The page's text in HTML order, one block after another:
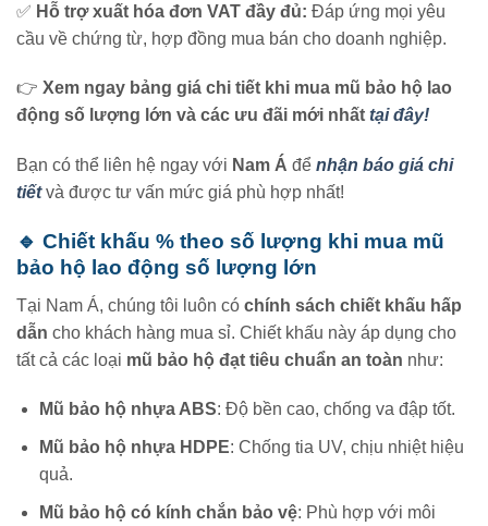
✅ Hỗ trợ xuất hóa đơn VAT đầy đủ: Đáp ứng mọi yêu
cầu về chứng từ, hợp đồng mua bán cho doanh nghiệp.
👉 Xem ngay bảng giá chi tiết khi mua mũ bảo hộ lao
động số lượng lớn và các ưu đãi mới nhất tại đây!
Bạn có thể liên hệ ngay với Nam Á để nhận báo giá chi
tiếtvà được tư vấn mức giá phù hợp nhất!
🔹 Chiết khấu % theo số lượng khi mua mũ
bảo hộ lao động số lượng lớn
Tại Nam Á, chúng tôi luôn có chính sách chiết khấu hấp
dẫn cho khách hàng mua sỉ. Chiết khấu này áp dụng cho
tất cả các loại mũ bảo hộ đạt tiêu chuẩn an toàn như:
Mũ bảo hộ nhựa ABS: Độ bền cao, chống va đập tốt.
Mũ bảo hộ nhựa HDPE: Chống tia UV, chịu nhiệt hiệu
quả.
Mũ bảo hộ có kính chắn bảo vệ: Phù hợp với môi